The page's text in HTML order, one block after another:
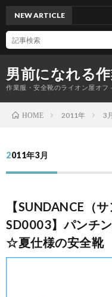
男前になれる
作業服・安全靴のライオン屋オフ
NEW ARTICLE
HOME 2011年 3
2011年3月
【SUNDANCE（
SD0003】パンチ
☆夏仕様の安全靴